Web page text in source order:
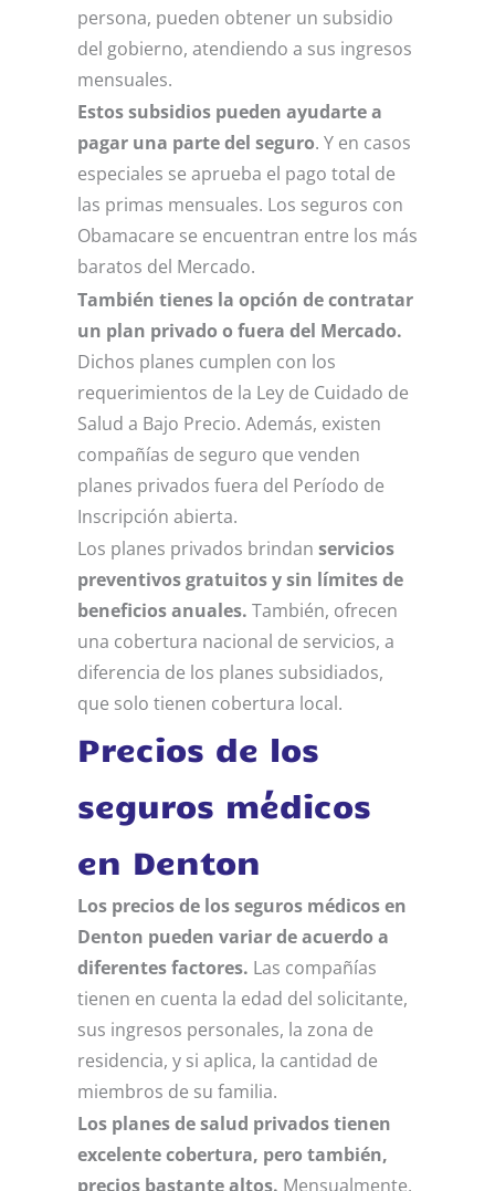
persona, pueden obtener un subsidio
del gobierno, atendiendo a sus ingresos
mensuales.
Estos subsidios pueden ayudarte a
pagar una parte del seguro. Y en casos
especiales se aprueba el pago total de
las primas mensuales. Los seguros con
Obamacare se encuentran entre los más
baratos del Mercado.
También tienes la opción de contratar
un plan privado o fuera del Mercado.
Dichos planes cumplen con los
requerimientos de la Ley de Cuidado de
Salud a Bajo Precio. Además, existen
compañías de seguro que venden
planes privados fuera del Período de
Inscripción abierta.
Los planes privados brindan servicios
preventivos gratuitos y sin límites de
beneficios anuales. También, ofrecen
una cobertura nacional de servicios, a
diferencia de los planes subsidiados,
que solo tienen cobertura local.
Precios de los
seguros médicos
en Denton
Los precios de los seguros médicos en
Denton pueden variar de acuerdo a
diferentes factores. Las compañías
tienen en cuenta la edad del solicitante,
sus ingresos personales, la zona de
residencia, y si aplica, la cantidad de
miembros de su familia.
Los planes de salud privados tienen
excelente cobertura, pero también,
precios bastante altos. Mensualmente,